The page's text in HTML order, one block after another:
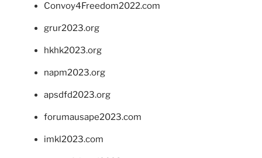
Convoy4Freedom2022.com
grur2023.org
hkhk2023.org
napm2023.org
apsdfd2023.org
forumausape2023.com
imkl2023.com